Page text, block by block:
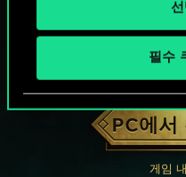
필수
궨트 한
PC에서
게임